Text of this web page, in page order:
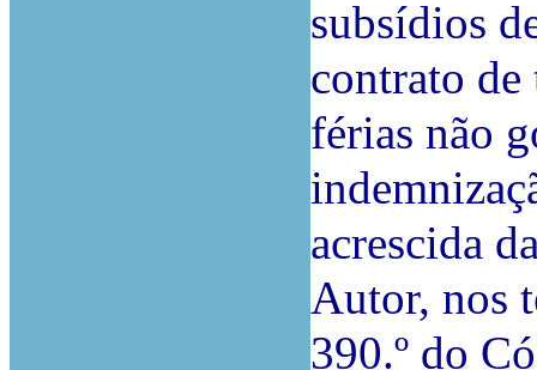
subsídios
contrato
férias não
acrescida
Autor, nos
390.º do